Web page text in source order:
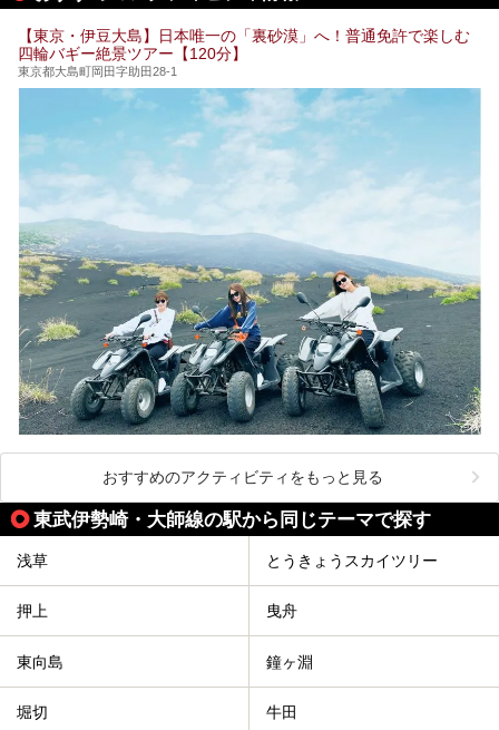
そこで本記事では、東京でおすすめのスーパー銭湯を、目的
24時間営業で宿泊できる施設や、1,000円以下で楽しめる安
い施設、デートや休日レジャーにもぴったりなエンタメ要素
が充実した施設など、利用のシーンに合わせて参考にしてく
ださい。
【東京・伊豆大島】日本唯一の「裏砂漠」へ！普通免許で楽しむ
四輪バギー絶景ツアー【120分】
東京都大島町岡田字助田28-1
おすすめのアクティビティをもっと見る
東武伊勢崎・大師線の駅から同じテーマで探す
浅草 とうきょうスカイツリー
押上 曳舟
東向島 鐘ヶ淵
堀切 牛田